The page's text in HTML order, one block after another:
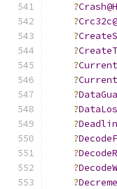
?
?
?
?
?
?
?
?
?
?
?
?
?